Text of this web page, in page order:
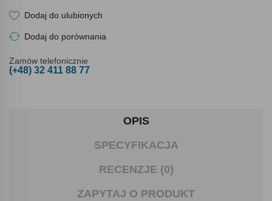
Dodaj do ulubionych
Dodaj do porównania
Zamów telefonicznie
(+48) 32 411 88 77
OPIS
SPECYFIKACJA
RECENZJE (0)
ZAPYTAJ O PRODUKT